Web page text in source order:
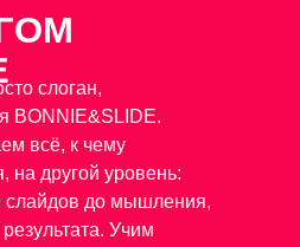
слоган,
BONNIE&SLIDE.
всё, к чему
на другой уровень:
слайдов до мышления,
Учим